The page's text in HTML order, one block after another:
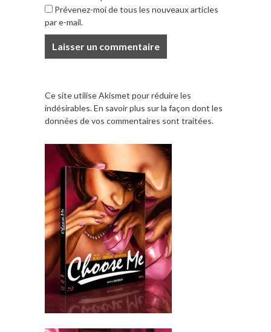
Prévenez-moi de tous les nouveaux articles
par e-mail.
Ce site utilise Akismet pour réduire les
indésirables.En savoir plus sur la façon dont les
données de vos commentaires sont traitées.